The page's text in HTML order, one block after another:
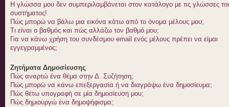
Η γλώσσα μου δεν συμπεριλαμβάνεται στον κατάλογο με τις γλώσσες
συστήματος!
Πώς μπορώ να βάλω μια εικόνα κάτω από το όνομα μέλους μου;
Τι είναι ο βαθμός και πώς αλλάζω τον βαθμό μου;
Για να κάνω χρήση του συνδέσμου email ενός μέλους πρέπει να είμαι
εγγεγραμμένος;
Ζητήματα Δημοσίευσης
Πώς αναρτώ ένα θέμα στην Δ. Συζήτηση;
Πώς μπορώ να κάνω επεξεργασία ή να διαγράψω ένα δημοσίευμα;
Πώς θέτω υπογραφή σε μία δημοσίευση μου;
Πώς δημιουργώ ένα δημοψήφισμα;